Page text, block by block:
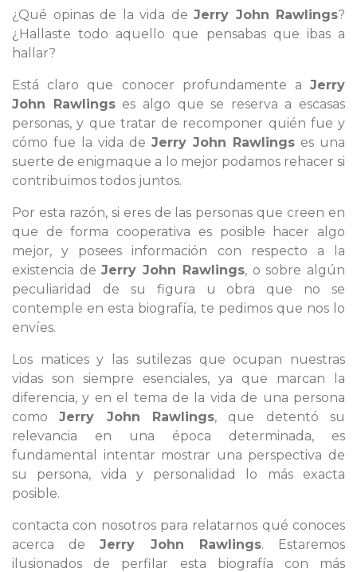
¿Qué opinas de la vida de Jerry John Rawlings?
¿Hallaste todo aquello que pensabas que ibas a
hallar?
Está claro que conocer profundamente a Jerry
John Rawlingses algo que se reserva a escasas
personas, y que tratar de recomponer quién fue y
cómo fue la vida de Jerry John Rawlings es una
suerte de enigmaque a lo mejor podamos rehacer si
contribuimos todos juntos.
Por esta razón, si eres de las personas que creen en
que de forma cooperativa es posible hacer algo
mejor, y posees información con respecto a la
existencia deJerry John Rawlings, o sobre algún
peculiaridad de su figura u obra que no se
contemple en esta biografía, te pedimos que nos lo
envíes.
Los matices y las sutilezas que ocupan nuestras
vidas son siempre esenciales, ya que marcan la
diferencia, y en el tema de la vida de una persona
comoJerry John Rawlings, que detentó su
relevancia en una época determinada, es
fundamental intentar mostrar una perspectiva de
su persona, vida y personalidad lo más exacta
posible.
contacta con nosotros para relatarnos qué conoces
acerca deJerry John Rawlings. Estaremos
ilusionados de perfilar esta biografía con más